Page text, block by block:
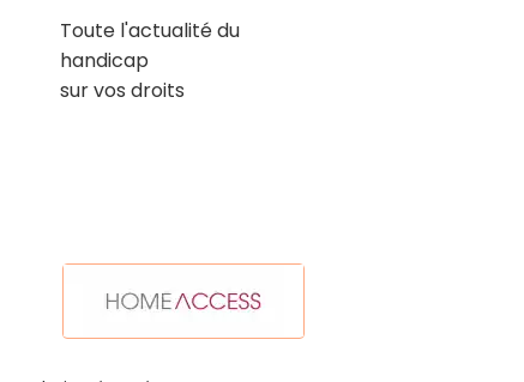
Toute l'actualité du
handicap
sur vos droits